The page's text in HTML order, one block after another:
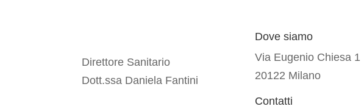
Direttore Sanitario
Dott.ssa Daniela Fantini
Dove siamo
Via Eugenio Chiesa 1
20122 Milano
Contatti